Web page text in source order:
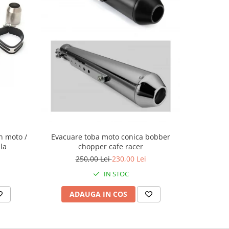
moto /
Evacuare toba moto conica bobber
chopper cafe racer
250,00 Lei230,00 Lei
IN STOC
ADAUGA IN COS